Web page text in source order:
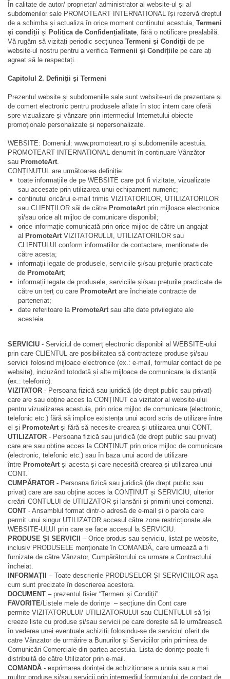
În calitate de autor/ proprietar/ administrator al website-ul și al
subdomenilor sale PROMOTEART INTERNATIONAL își rezervă dreptul
de a schimba și actualiza în orice moment conținutul acestuia, Termeni
și condiții și Politica de Confidențialitate, fără o notificare prealabilă.
Vă rugăm să vizitați periodic secțiunea Termeni și Condiții de pe
website-ul nostru pentru a verifica Termenii și Condițiile pe care ați
agreat să le respectați.
Capitolul 2. Definiții și Termeni
Prezentul website și subdomeniile sale sunt website-uri de prezentare și
de comert electronic pentru produsele aflate în stoc intern care oferă
spre vizualizare și vânzare prin intermediul Internetului obiecte
promoționale personalizate și nepersonalizate.
WEBSITE: Domeniul: www.promoteart.ro și subdomeniile acestuia.
PROMOTEART INTERNATIONAL denumit în continuare Vânzător
sau PromoteArt.
CONȚINUTUL are următoarea definiție:
toate informațiile de pe WEBSITE care pot fi vizitate, vizualizate
sau accesate prin utilizarea unui echipament numeric;
conținutul oricărui e-mail trimis VIZITATORILOR, UTILIZATORILOR
sau CLIENȚILOR săi de către PromoteArtprin mijloace electronice
și/sau orice alt mijloc de comunicare disponibil;
orice informație comunicată prin orice mijloc de către un angajat
al PromoteArtVIZITATORULUI, UTILIZATORILOR sau
CLIENTULUI conform informațiilor de contactare, menționate de
către acesta;
informații legate de produsele, serviciile și/sau prețurile practicate
de PromoteArt;
informații legate de produsele, serviciile și/sau prețurile practicate de
către un terț cu care PromoteArtare încheiate contracte de
parteneriat;
date referitoare la PromoteArtsau alte date privilegiate ale
acesteia.
SERVICIU - Serviciul de comerț electronic disponibil al WEBSITE-ului
prin care CLIENTUL are posibilitatea să contracteze produse și/sau
servicii folosind mijloace electronice (ex.: e-mail, formular contact de pe
website), incluzând totodată și alte mijloace de comunicare la distanță
(ex.: telefonic).
VIZITATOR - Persoana fizică sau juridică (de drept public sau privat)
care are sau obține acces la CONȚINUT ca vizitator al website-ului
pentru vizualizarea acestuia, prin orice mijloc de comunicare (electronic,
telefonic etc.) fără să implice existența unui acord scris de utilizare între
el și PromoteArtși fără să necesite crearea și utilizarea unui CONT.
UTILIZATOR - Persoana fizică sau juridică (de drept public sau privat)
care are sau obține acces la CONȚINUT prin orice mijloc de comunicare
(electronic, telefonic etc.) sau în baza unui acord de utilizare
între PromoteArtși acesta și care necesită crearea și utilizarea unui
CONT.
CUMPĂRATOR - Persoana fizică sau juridică (de drept public sau
privat) care are sau obține acces la CONȚINUT și SERVICIU, ulterior
creării CONTULUI de UTILIZATOR și lansării și primirii unei comenzi.
CONT - Ansamblul format dintr-o adresă de e-mail și o parola care
permit unui singur UTILIZATOR accesul către zone restricționate ale
WEBSITE-ULUI prin care se face accesul la SERVICIU.
PRODUSE ȘI SERVICII – Orice produs sau serviciu, listat pe website,
inclusiv PRODUSELE menționate în COMANDĂ, care urmează a fi
furnizate de către Vânzator, Cumpărătorului ca urmare a Contractului
încheiat.
INFORMAȚII – Toate descrierile PRODUSELOR ȘI SERVICIILOR așa
cum sunt precizate în descrierea acestora.
DOCUMENT – prezentul fișier “Termeni și Condiții”.
FAVORITE/Listele mele de dorințe – secțiune din Cont care
permite VIZITATORULUI/ UTILIZATORULUI sau CLIENTULUI să își
creeze liste cu produse și/sau servicii pe care dorește să le urmărească
în vederea unei eventuale achiziții folosindu-se de serviciul oferit de
catre Vânzator de urmărire a Bunurilor și Serviciilor prin primirea de
Comunicări Comerciale din partea acestuia. Lista de dorințe poate fi
distribuită de către Utilizator prin e-mail.
COMANDĂ - exprimarea dorinței de achiziționare a unuia sau a mai
multor produse și/sau servicii prin intermediul formularului de contact de